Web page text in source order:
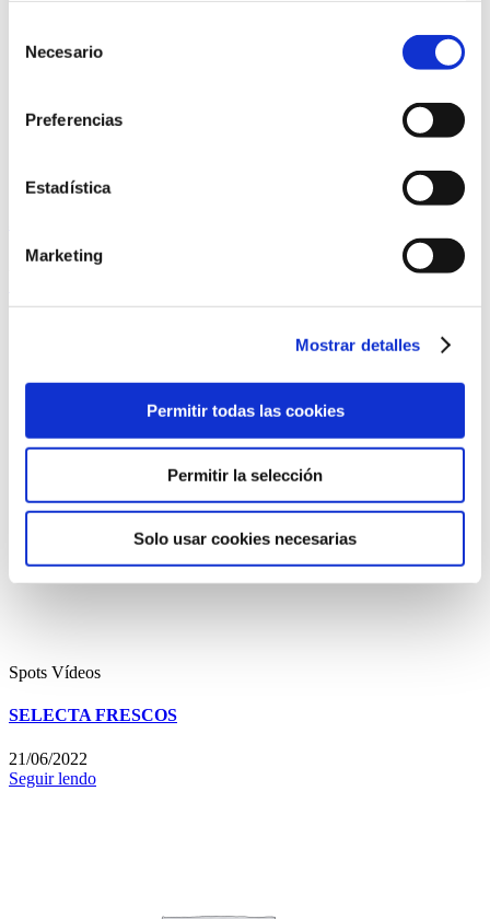
Necesario
Preferencias
Estadística
Marketing
Mostrar detalles
Permitir todas las cookies
Permitir la selección
Solo usar cookies necesarias
SpotsVídeos
21/06/2022
Spots Vídeos
SELECTA FRESCOS
21/06/2022
Seguir lendo